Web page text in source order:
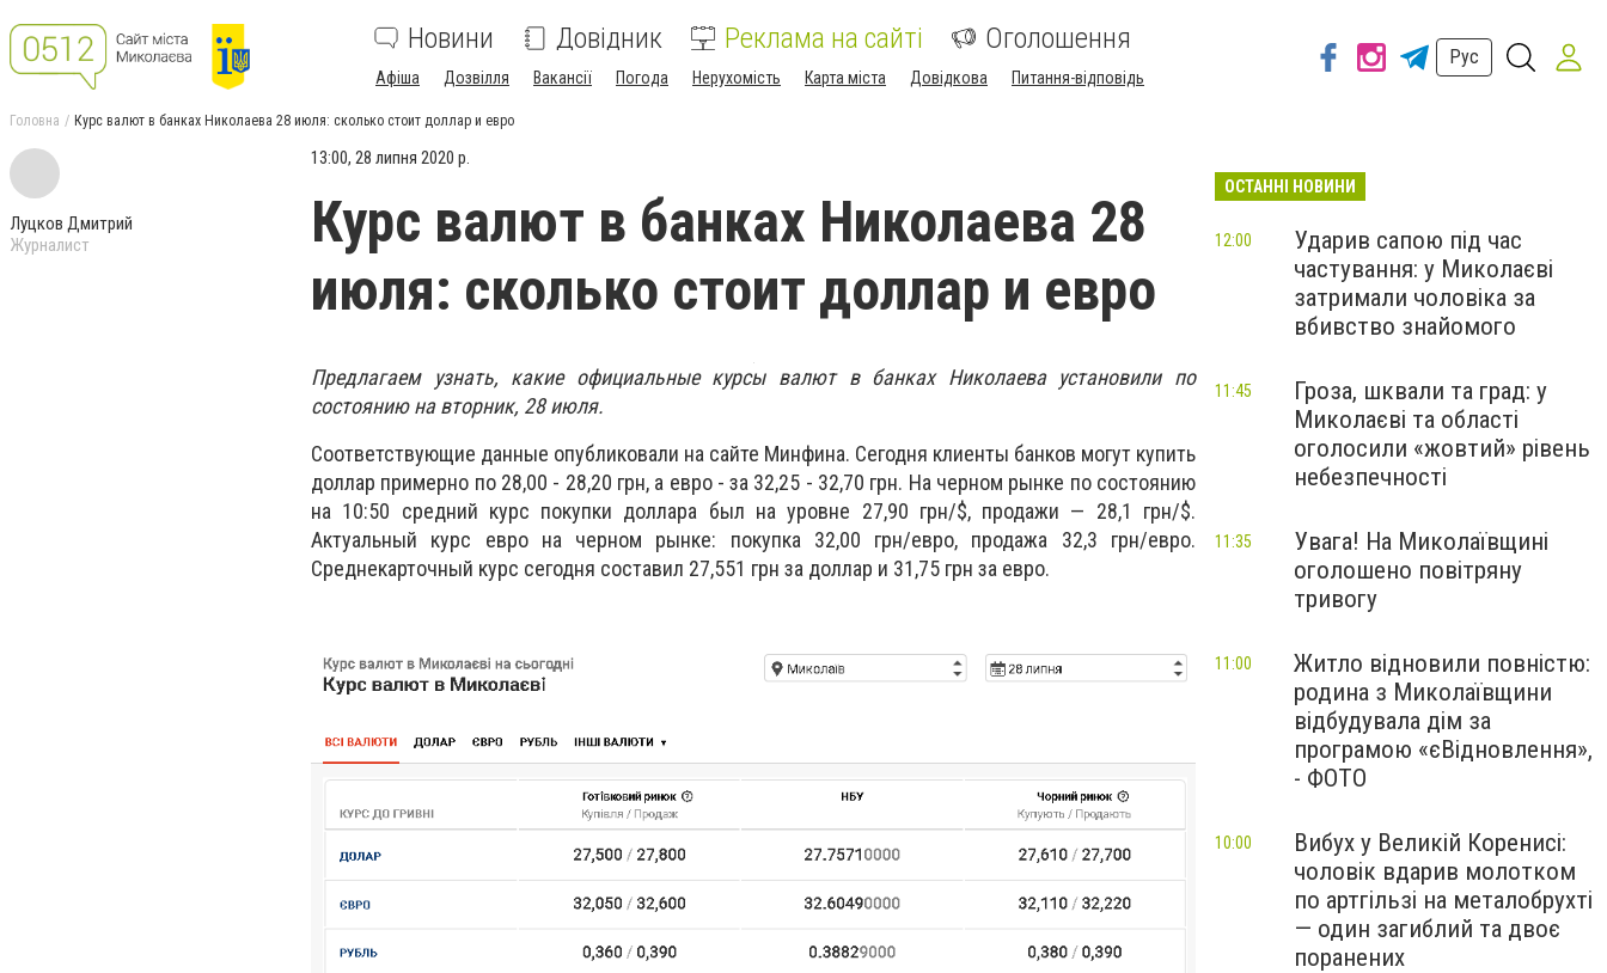
Новини Довідник Реклама на сайті Оголошення
Афіша Дозвілля Вакансії Погода Нерухомість Карта міста Довідкова Питання-відповідь
Рус
Головна Курс валют в банках Николаева 28 июля: сколько стоит доллар и евро
Луцков Дмитрий
Журналист
13:00, 28 липня 2020 р.
Курс валют в банках Николаева 28
июля: сколько стоит доллар и евро
Предлагаем узнать, какие официальные курсы валют в банках Николаева установили по
состоянию на вторник, 28 июля.
Соответствующие данные опубликовали на сайте Минфина. Сегодня клиенты банков могут купить
доллар примерно по 28,00 - 28,20 грн, а евро - за 32,25 - 32,70 грн. На черном рынке по состоянию
на 10:50 средний курс покупки доллара был на уровне 27,90 грн/$, продажи — 28,1 грн/$.
Актуальный курс евро на черном рынке: покупка 32,00 грн/евро, продажа 32,3 грн/евро.
Среднекарточный курс сегодня составил 27,551 грн за доллар и 31,75 грн за евро.
ОСТАННІ НОВИНИ
Ударив сапою під час
частування: у Миколаєві
затримали чоловіка за
вбивство знайомого
12:00
Гроза, шквали та град: у
Миколаєві та області
оголосили «жовтий» рівень
небезпечності
11:45
Увага! На Миколаївщині
оголошено повітряну
тривогу
11:35
Житло відновили повністю:
родина з Миколаївщини
відбудувала дім за
програмою «єВідновлення»,
- ФОТО
11:00
Вибух у Великій Коренисі:
чоловік вдарив молотком
по артгільзі на металобрухті
— один загиблий та двоє
поранених
10:00